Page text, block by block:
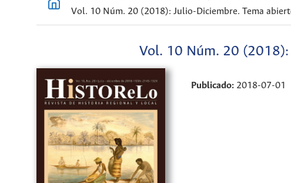
Vol. 10 Núm. 20 (2018): Julio-Diciembre. Tema
Vol. 10 Núm. 20
Publicado: 2018-07-01